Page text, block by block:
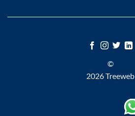
©
2026 Treeweb